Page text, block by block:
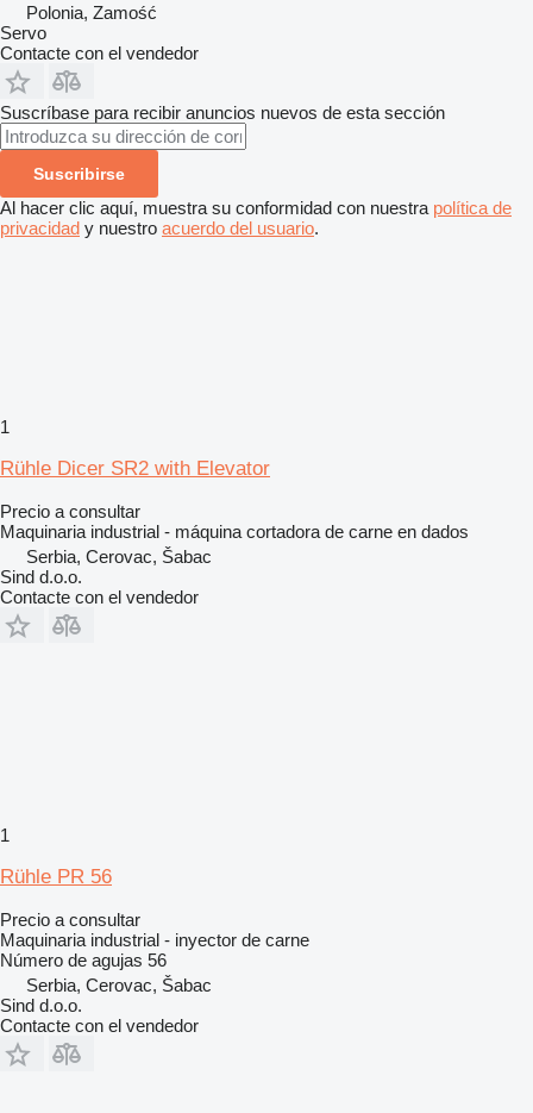
Polonia, Zamość
Servo
Contacte con el vendedor
Suscríbase para recibir anuncios nuevos de esta sección
Suscribirse
Al hacer clic aquí, muestra su conformidad con nuestra política de
privacidad y nuestro acuerdo del usuario.
1
Rühle Dicer SR2 with Elevator
Precio a consultar
Maquinaria industrial - máquina cortadora de carne en dados
Serbia, Cerovac, Šabac
Sind d.o.o.
Contacte con el vendedor
1
Rühle PR 56
Precio a consultar
Maquinaria industrial - inyector de carne
Número de agujas 56
Serbia, Cerovac, Šabac
Sind d.o.o.
Contacte con el vendedor